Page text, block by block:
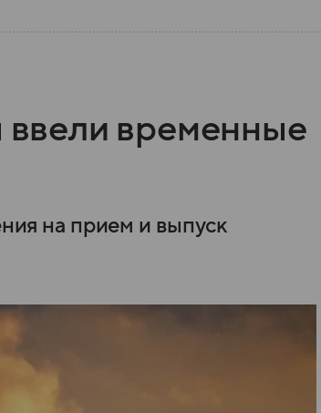
ввели временные
на прием и выпуск